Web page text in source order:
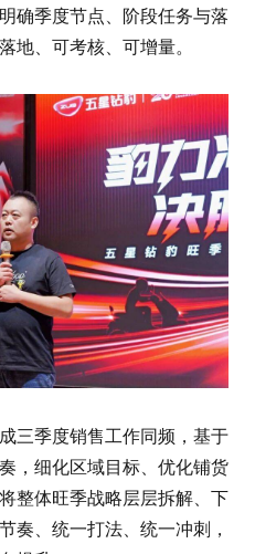
确季度节点、阶段任务与落
地、可考核、可增量。
三季度销售工作同频，基于
，细化区域目标、优化铺货
整体旺季战略层层拆解、下
奏、统一打法、统一冲刺，